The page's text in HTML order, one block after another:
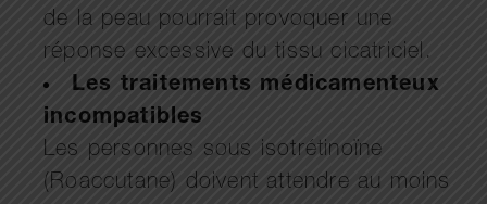
de la peau pourrait provoquer une
réponse excessive du tissu cicatriciel.
Les traitements médicamenteux
incompatibles
Les personnes sous isotrétinoïne
(Roaccutane) doivent attendre au moins